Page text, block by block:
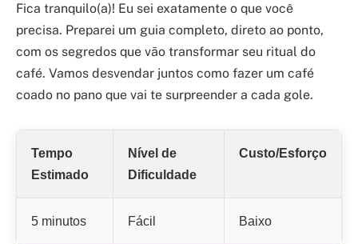
Fica tranquilo(a)! Eu sei exatamente o que você
precisa. Preparei um guia completo, direto ao ponto,
com os segredos que vão transformar seu ritual do
café. Vamos desvendar juntos como fazer um café
coado no pano que vai te surpreender a cada gole.
Tempo
Estimado
Nível de
Dificuldade
Custo/Esforço
5 minutos Fácil Baixo